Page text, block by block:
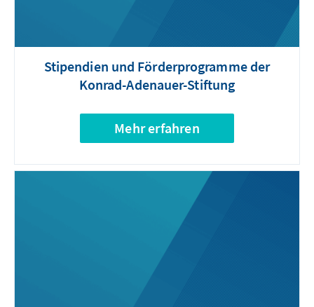
Stipendien und Förderprogramme der
Konrad-Adenauer-Stiftung
Mehr erfahren